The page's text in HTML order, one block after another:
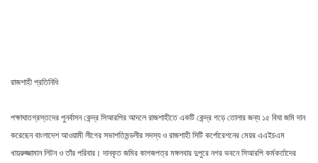
রাজশাহী প্রতিনিধি
পক্ষাঘাতগ্রস্তদের পুনর্বাসন কেন্দ্র সিআরপির আদলে রাজশাহীতে একটি কেন্দ্র গড়ে তোলার জন্য ১৫ বিঘা জমি দান
করেছেন বাংলাদেশ আওয়ামী লীগের সভাপতিমন্ডলীর সদস্য ও রাজশাহী সিটি কর্পোরেশনের মেয়র এএইচএম
খায়রুজ্জামান লিটন ও তাঁর পরিবার। দানকৃত জমির কাগজপত্র মঙ্গলবার দুপুরে নগর ভবনে সিআরপি কর্মকর্তাদের